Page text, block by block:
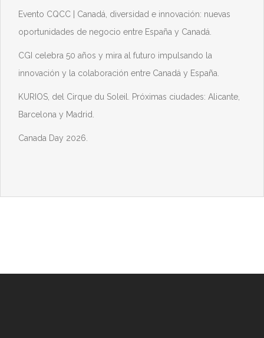
Evento CQCC | Canadá, diversidad e innovación: nuevas
oportunidades de negocio entre España y Canadá.
CGI celebra 50 años y mira al futuro impulsando la
innovación y la colaboración entre Canadá y España.
KURIOS, del Cirque du Soleil. Próximas ciudades: Alicante,
Barcelona y Madrid.
Canada Day 2026.